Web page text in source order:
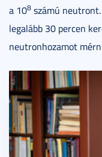
a 108 számú
legalább 30 percen
neutronhozamot